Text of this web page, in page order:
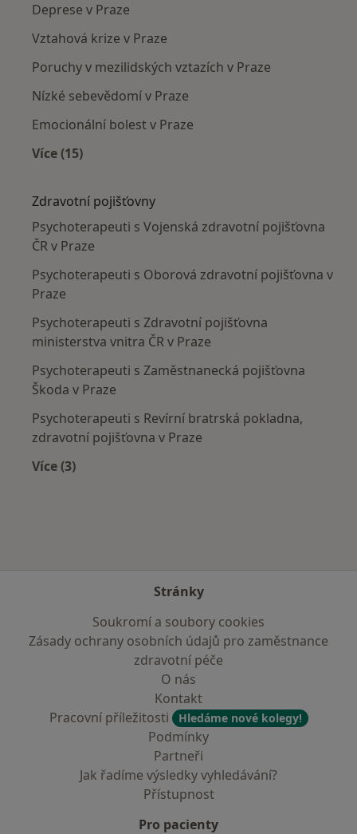
Deprese v Praze
Vztahová krize v Praze
Poruchy v mezilidských vztazích v Praze
Nízké sebevědomí v Praze
Emocionální bolest v Praze
Více (15)
Zdravotní pojišťovny
Psychoterapeuti s Vojenská zdravotní pojišťovna
ČR v Praze
Psychoterapeuti s Oborová zdravotní pojišťovna v
Praze
Psychoterapeuti s Zdravotní pojišťovna
ministerstva vnitra ČR v Praze
Psychoterapeuti s Zaměstnanecká pojišťovna
Škoda v Praze
Psychoterapeuti s Revírní bratrská pokladna,
zdravotní pojišťovna v Praze
Více (3)
Stránky
Soukromí a soubory cookies
Zásady ochrany osobních údajů pro zaměstnance
zdravotní péče
O nás
Kontakt
Pracovní příležitosti
Hledáme nové kolegy!
Podmínky
Partneři
Jak řadíme výsledky vyhledávání?
Přístupnost
Pro pacienty